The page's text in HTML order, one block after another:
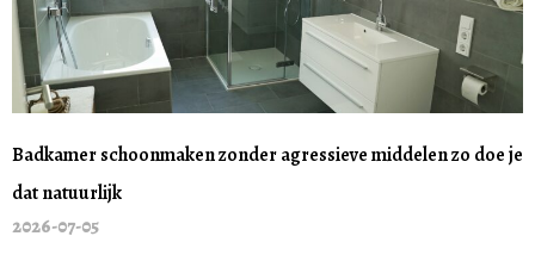
Badkamer schoonmaken zonder agressieve middelen zo doe je
dat natuurlijk
2026-07-05